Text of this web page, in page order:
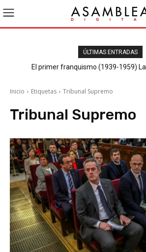
ÚLTIMAS ENTRADAS
El primer franquismo (1939-1959)
Inicio Etiquetas Tribunal Supremo
Tribunal Supremo